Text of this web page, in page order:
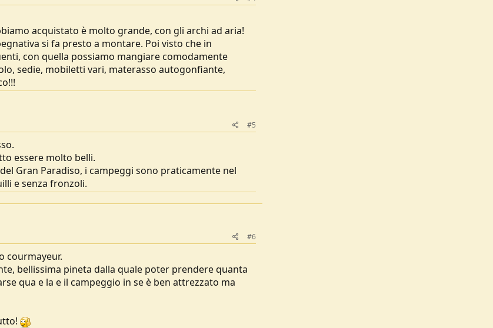
acquistato è molto grande, con gli archi ad aria!
si fa presto a montare. Poi visto che in
con quella possiamo mangiare comodamente
sedie, mobiletti vari, materasso autogonfiante,
#5
essere molto belli.
Gran Paradiso, i campeggi sono praticamente nel
e senza fronzoli.
#6
courmayeur.
bellissima pineta dalla quale poter prendere quanta
qua e la e il campeggio in se è ben attrezzato ma